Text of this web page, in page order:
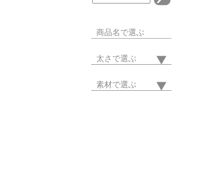
商品名で選ぶ
太さで選ぶ
素材で選ぶ